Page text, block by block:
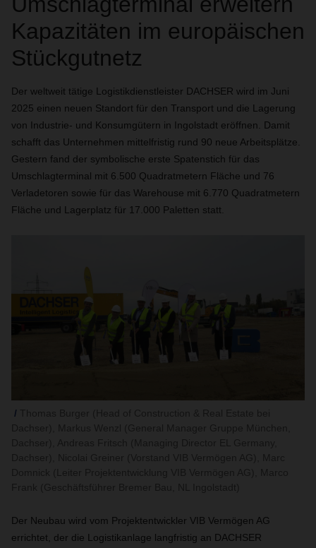
Kapazitäten im europäischen
Stückgutnetz
Der weltweit tätige Logistikdienstleister DACHSER wird im Juni
2025 einen neuen Standort für den Transport und die Lagerung
von Industrie- und Konsumgütern in Ingolstadt eröffnen. Damit
schafft das Unternehmen mittelfristig rund 90 neue Arbeitsplätze.
Gestern fand der symbolische erste Spatenstich für das
Umschlagterminal mit 6.500 Quadratmetern Fläche und 76
Verladetoren sowie für das Warehouse mit 6.770 Quadratmetern
Fläche und Lagerplatz für 17.000 Paletten statt.
Der Neubau wird vom Projektentwickler VIB Vermögen AG
errichtet, der die Logistikanlage langfristig an DACHSER